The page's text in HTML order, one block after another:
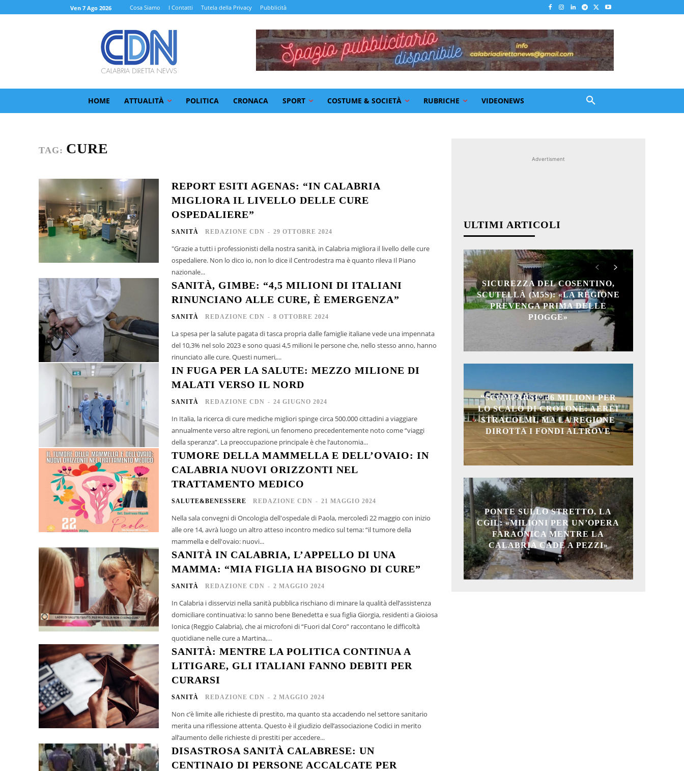
Ven 7 Ago 2026 Cosa Siamo I Contatti Tutela della Privacy Pubblicità
HOME ATTUALITÀ POLITICA CRONACA SPORT COSTUME & SOCIETÀ RUBRICHE VIDEONEWS
TAG: CURE
REPORT ESITI AGENAS: “IN CALABRIA
MIGLIORA IL LIVELLO DELLE CURE
OSPEDALIERE”
SANITÀ REDAZIONE CDN - 29 OTTOBRE 2024
"Grazie a tutti i professionisti della nostra sanità, in Calabria migliora il livello delle cure
ospedaliere. Non lo dico io, non lo dice il Centrodestra ma è quanto rileva Il Piano
nazionale...
SANITÀ, GIMBE: “4,5 MILIONI DI ITALIANI
RINUNCIANO ALLE CURE, È EMERGENZA”
SANITÀ REDAZIONE CDN - 8 OTTOBRE 2024
La spesa per la salute pagata di tasca propria dalle famiglie italiane vede una impennata
del 10,3% nel solo 2023 e sono quasi 4,5 milioni le persone che, nello stesso anno, hanno
rinunciato alle cure. Questi numeri,...
IN FUGA PER LA SALUTE: MEZZO MILIONE DI
MALATI VERSO IL NORD
SANITÀ REDAZIONE CDN - 24 GIUGNO 2024
In Italia, la ricerca di cure mediche migliori spinge circa 500.000 cittadini a viaggiare
annualmente verso altre regioni, un fenomeno precedentemente noto come “viaggi
della speranza”. La preoccupazione principale è che l’autonomia...
TUMORE DELLA MAMMELLA E DELL’OVAIO: IN
CALABRIA NUOVI ORIZZONTI NEL
TRATTAMENTO MEDICO
SALUTE&BENESSERE REDAZIONE CDN - 21 MAGGIO 2024
Nella sala convegni di Oncologia dell'ospedale di Paola, mercoledì 22 maggio con inizio
alle ore 14, avrà luogo un altro atteso incontro medico sul tema: “il tumore della
mammella e dell'ovaio: nuovi...
SANITÀ IN CALABRIA, L’APPELLO DI UNA
MAMMA: “MIA FIGLIA HA BISOGNO DI CURE”
SANITÀ REDAZIONE CDN - 2 MAGGIO 2024
In Calabria i disservizi nella sanità pubblica rischiano di minare la qualità dell’assistenza
domiciliare continuativa: lo sanno bene Benedetta e sua figlia Giorgia, residenti a Gioiosa
Ionica (Reggio Calabria), che ai microfoni di “Fuori dal Coro” raccontano le difficoltà
quotidiane nelle cure a Martina,...
SANITÀ: MENTRE LA POLITICA CONTINUA A
LITIGARE, GLI ITALIANI FANNO DEBITI PER
CURARSI
SANITÀ REDAZIONE CDN - 2 MAGGIO 2024
Non c’è limite alle richieste di prestito, ma quanto sta accadendo nel settore sanitario
merita una riflessione attenta. Questo è il giudizio dell’associazione Codici in merito
all’aumento delle richieste di prestiti per accedere...
DISASTROSA SANITÀ CALABRESE: UN
CENTINAIO DI PERSONE ACCALCATE PER
Advertisment
ULTIMI ARTICOLI
SICUREZZA DEL COSENTINO,
SCUTELLÀ (M5S): «LA REGIONE
PREVENGA PRIMA DELLE
PIOGGE»
“SCOMPARSI” 36 MILIONI PER
LO SCALO DI CROTONE: AEREI
STRACOLMI, MA LA REGIONE
DIROTTA I FONDI ALTROVE
PONTE SULLO STRETTO, LA
CGIL: «MILIONI PER UN’OPERA
FARAONICA MENTRE LA
CALABRIA CADE A PEZZI»